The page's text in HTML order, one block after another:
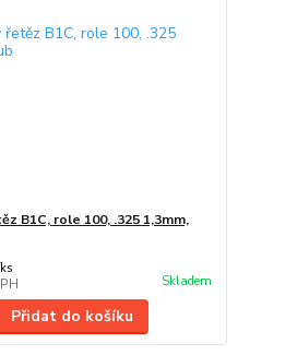
B1C, role 100, .325 1,3mm,
ks
Skladem
Přidat do košíku